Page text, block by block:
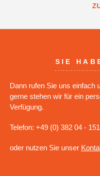
SIE
Dann rufen Sie uns einfach
gerne stehen wir für ein
Verfügung.
Telefon: +49 (0) 382 04 -
oder nutzen Sie unser